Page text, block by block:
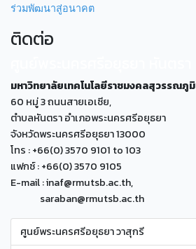
ร่วมพัฒนาสู่อนาคต
ติดต่อ
มหาวิทยาลัยเทคโนโลยีราชมงคลสุวรรณภูมิ
60 หมู่ 3 ถนนสายเอเซีย,
ตำบลหันตรา อำเภอพระนครศรีอยุธยา
จังหวัดพระนครศรีอยุธยา 13000
โทร : +66(0) 3570 9101 to 103
แฟกซ์ : +66(0) 3570 9105
E-mail : inaf@rmutsb.ac.th,
saraban@rmutsb.ac.th
ศูนย์พระนครศรีอยุธยา วาสุกรี